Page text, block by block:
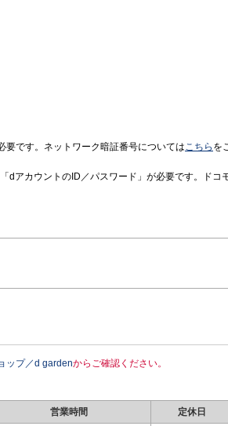
要です。ネットワーク暗証番号についてはこちら を
dアカウントのID／パスワード」が必要です。ドコ
ップ／d gardenからご確認ください。
営業時間 定休日